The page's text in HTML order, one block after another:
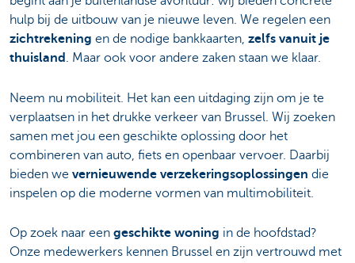
hulp bij de uitbouw van je nieuwe leven. We regelen een
zichtrekening en de nodige bankkaarten, zelfs vanuit je
thuisland . Maar ook voor andere zaken staan we klaar.
Neem nu mobiliteit. Het kan een uitdaging zijn om je te
verplaatsen in het drukke verkeer van Brussel. Wij zoeken
samen met jou een geschikte oplossing door het
combineren van auto, fiets en openbaar vervoer. Daarbij
bieden we vernieuwende verzekeringsoplossingen die
inspelen op die moderne vormen van multimobiliteit.
Op zoek naar een geschikte woning in de hoofdstad?
Onze medewerkers kennen Brussel en zijn vertrouwd met